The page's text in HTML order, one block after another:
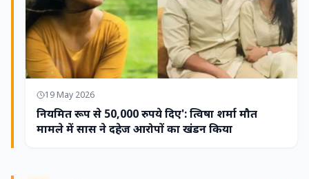
19 May 2026
नियमित रूप से 50,000 रुपये दिए': त्विषा शर्मा मौत
मामले में सास ने दहेज आरोपों का खंडन किया